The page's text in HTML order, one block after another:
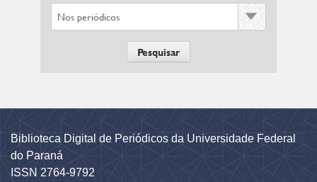
Biblioteca Digital de Periódicos da Universidade Federal
do Paraná
ISSN 2764-9792